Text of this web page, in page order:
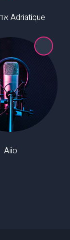
Adriatique אדריאטיק
Aiio